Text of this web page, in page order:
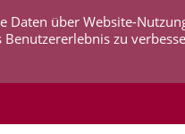
Daten über Website-
zu
SERVICE